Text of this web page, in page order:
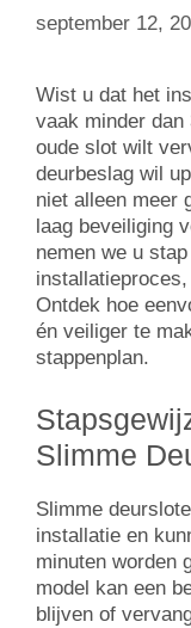
september 12,
Wist u dat het
vaak minder dan
oude slot wilt
deurbeslag wil
niet alleen meer
laag beveiliging
nemen we u
Ontdek hoe
én veiliger te
stappenplan.
Slimme
Slimme
installatie en
minuten worden
model kan een
blijven of